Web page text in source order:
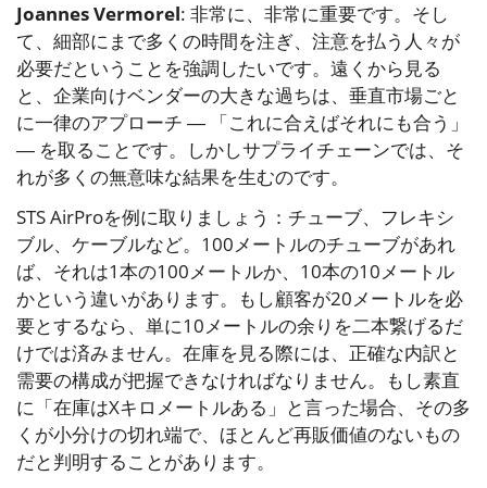
Joannes Vermorel: 非常に、非常に重要です。そし
て、細部にまで多くの時間を注ぎ、注意を払う人々が
必要だということを強調したいです。遠くから見る
と、企業向けベンダーの大きな過ちは、垂直市場ごと
に一律のアプローチ ― 「これに合えばそれにも合う」
― を取ることです。しかしサプライチェーンでは、そ
れが多くの無意味な結果を生むのです。
STS AirProを例に取りましょう：チューブ、フレキシ
ブル、ケーブルなど。100メートルのチューブがあれ
ば、それは1本の100メートルか、10本の10メートル
かという違いがあります。もし顧客が20メートルを必
要とするなら、単に10メートルの余りを二本繋げるだ
けでは済みません。在庫を見る際には、正確な内訳と
需要の構成が把握できなければなりません。もし素直
に「在庫はXキロメートルある」と言った場合、その多
くが小分けの切れ端で、ほとんど再販価値のないもの
だと判明することがあります。